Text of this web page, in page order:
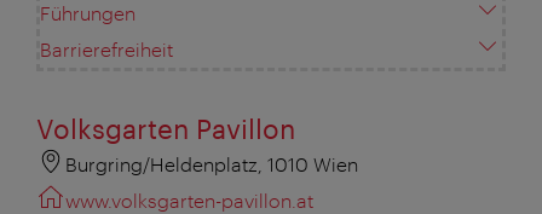
Führungen
Barrierefreiheit
Volksgarten Pavillon
Burgring/Heldenplatz, 1010 Wien
www.volksgarten-pavillon.at